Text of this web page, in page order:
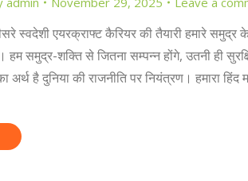
स्वदेशी एयरक्राफ्ट कैरियर की तैयारी हमारे समुद्र
हम समुद्र-शक्ति से जितना सम्पन्न होंगे, उतनी ही
है दुनिया की राजनीति पर नियंत्रण। हमारा हिंद